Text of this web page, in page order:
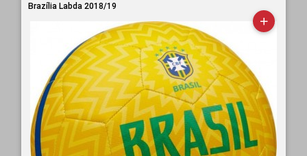
Brazília Labda 2018/19